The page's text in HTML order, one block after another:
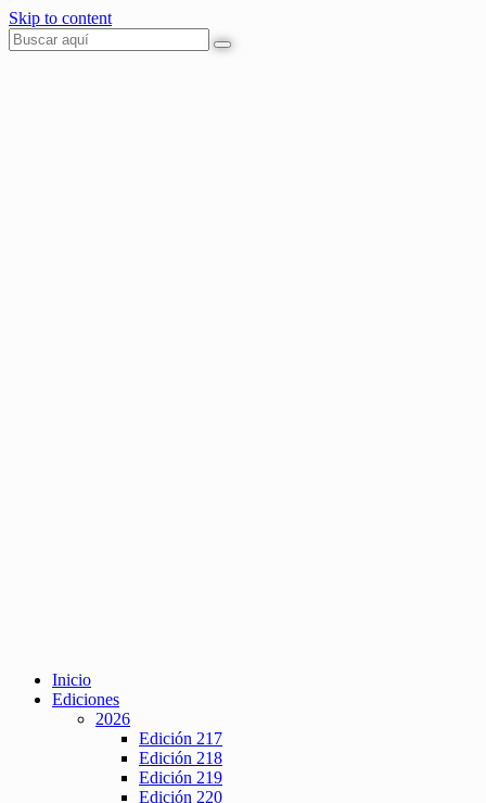
Skip to content
Inicio
Ediciones
2026
Edición 217
Edición 218
Edición 219
Edición 220